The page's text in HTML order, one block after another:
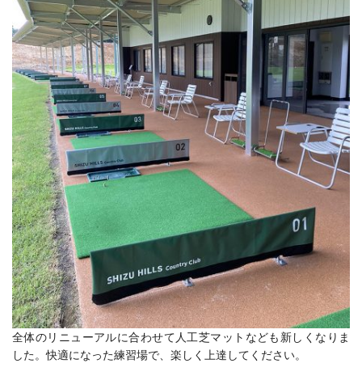
全体のリニューアルに合わせて人工芝マットなども新しくなりま
した。快適になった練習場で、楽しく上達してください。